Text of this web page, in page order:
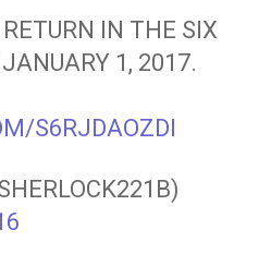
IN THE SIX
1, 2017.
S6RJDAOZDI